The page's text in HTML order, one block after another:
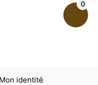
0
Mon identité